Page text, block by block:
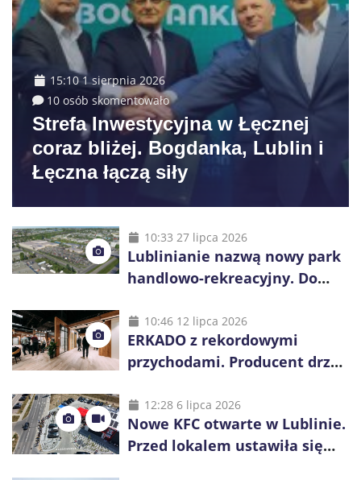
15:10 1 sierpnia 2026
10 osób skomentowało
Strefa Inwestycyjna w Łęcznej
coraz bliżej. Bogdanka, Lublin i
Łęczna łączą siły
10:33 27 lipca 2026
Lublinianie nazwą nowy park
handlowo-rekreacyjny. Do
10:46 12 lipca 2026
ERKADO z rekordowymi
przychodami. Producent drzwi
inwestycje
12:28 6 lipca 2026
Nowe KFC otwarte w Lublinie.
Przed lokalem ustawiła się